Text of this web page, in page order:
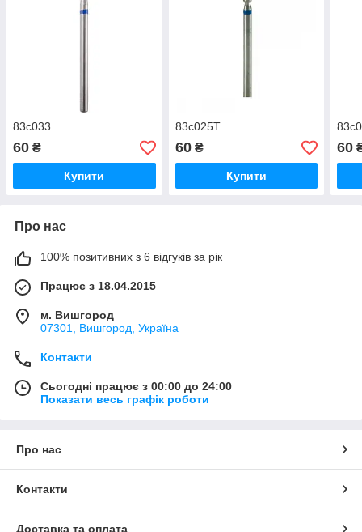
83с033
60 ₴
Купити
83с025Т
60₴
Купити
60
Про нас
100% позитивних з 6 відгуків за рік
Працює з 18.04.2015
м. Вишгород
07301, Вишгород, Україна
Контакти
Сьогодні працює з 00:00 до 24:00
Показати весь графік роботи
Про нас
Контакти
Доставка та оплата